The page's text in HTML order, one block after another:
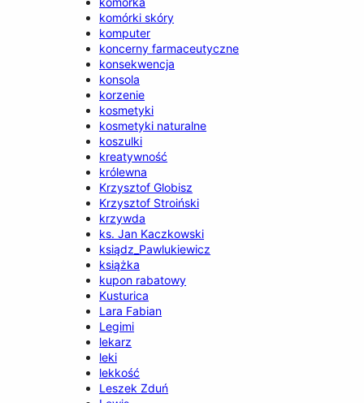
komórki skóry
komputer
koncerny farmaceutyczne
konsekwencja
konsola
korzenie
kosmetyki
kosmetyki naturalne
koszulki
kreatywność
królewna
Krzysztof Globisz
Krzysztof Stroiński
krzywda
ks. Jan Kaczkowski
ksiądz_Pawlukiewicz
książka
kupon rabatowy
Kusturica
Lara Fabian
Legimi
lekarz
leki
lekkość
Leszek Zduń